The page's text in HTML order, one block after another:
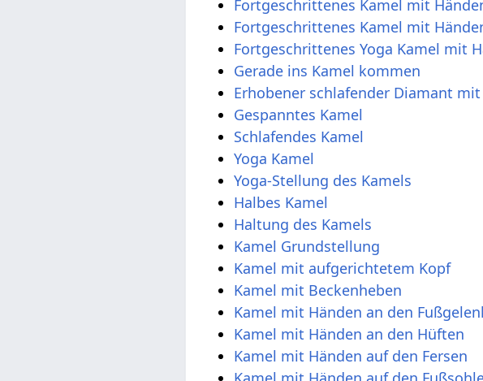
Fortgeschrittenes Kamel mit
Fortgeschrittenes Kamel mit
Fortgeschrittenes Yoga Kamel mit
Gerade ins Kamel kommen
Erhobener schlafender Diamant
Gespanntes Kamel
Schlafendes Kamel
Yoga Kamel
Yoga-Stellung des Kamels
Halbes Kamel
Haltung des Kamels
Kamel Grundstellung
Kamel mit aufgerichtetem Kopf
Kamel mit Beckenheben
Kamel mit Händen an den
Kamel mit Händen an den Hüften
Kamel mit Händen auf den Fersen